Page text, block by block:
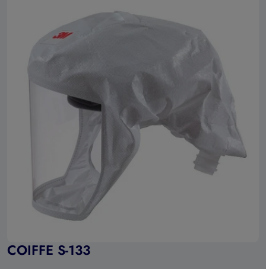
Ouvrir le média 0 en mode modal
COIFFE S-133